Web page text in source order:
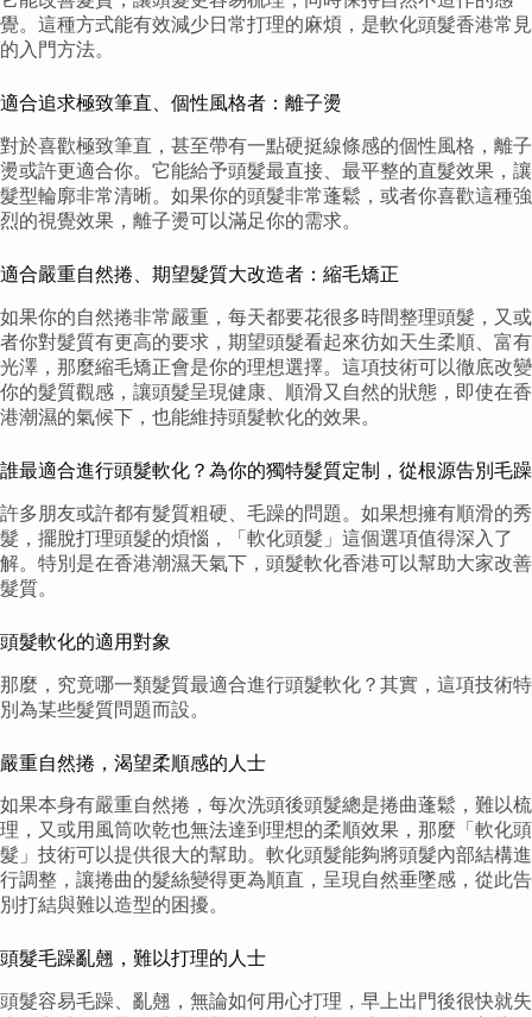
覺。這種方式能有效減少日常打理的麻煩，是軟化頭髮香港常見
的入門方法。
適合追求極致筆直、個性風格者：離子燙
對於喜歡極致筆直，甚至帶有一點硬挺線條感的個性風格，離子
燙或許更適合你。它能給予頭髮最直接、最平整的直髮效果，讓
髮型輪廓非常清晰。如果你的頭髮非常蓬鬆，或者你喜歡這種強
烈的視覺效果，離子燙可以滿足你的需求。
適合嚴重自然捲、期望髮質大改造者：縮毛矯正
如果你的自然捲非常嚴重，每天都要花很多時間整理頭髮，又或
者你對髮質有更高的要求，期望頭髮看起來彷如天生柔順、富有
光澤，那麼縮毛矯正會是你的理想選擇。這項技術可以徹底改變
你的髮質觀感，讓頭髮呈現健康、順滑又自然的狀態，即使在香
港潮濕的氣候下，也能維持頭髮軟化的效果。
誰最適合進行頭髮軟化？為你的獨特髮質定制，從根源告別毛躁
許多朋友或許都有髮質粗硬、毛躁的問題。如果想擁有順滑的秀
髮，擺脫打理頭髮的煩惱，「軟化頭髮」這個選項值得深入了
解。特別是在香港潮濕天氣下，頭髮軟化香港可以幫助大家改善
髮質。
頭髮軟化的適用對象
那麼，究竟哪一類髮質最適合進行頭髮軟化？其實，這項技術特
別為某些髮質問題而設。
嚴重自然捲，渴望柔順感的人士
如果本身有嚴重自然捲，每次洗頭後頭髮總是捲曲蓬鬆，難以梳
理，又或用風筒吹乾也無法達到理想的柔順效果，那麼「軟化頭
髮」技術可以提供很大的幫助。軟化頭髮能夠將頭髮內部結構進
行調整，讓捲曲的髮絲變得更為順直，呈現自然垂墜感，從此告
別打結與難以造型的困擾。
頭髮毛躁亂翹，難以打理的人士
頭髮容易毛躁、亂翹，無論如何用心打理，早上出門後很快就失